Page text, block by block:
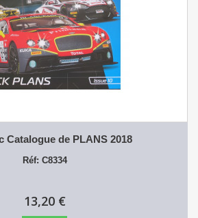
Catalogue de PLANS 2018
Réf: C8334
13,20 €